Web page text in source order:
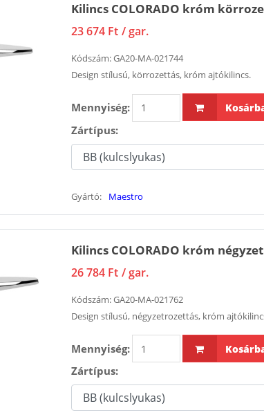
Kilincs COLORADO króm
23 674 Ft / gar.
Kódszám:GA20-MA-021744
Design stílusú, körrozettás, króm ajtókilincs.
Mennyiség:
Zártípus:
Gyártó: Maestro
Kilincs COLORADO króm
26 784 Ft / gar.
Kódszám:GA20-MA-021762
Design stílusú, négyzetrozettás, króm
Mennyiség:
Zártípus:
SOUDAL T-REX
Extreme Power
szerelőragasztó
ml
sárgahorgany
készlet BGS 91
1 630 Ft